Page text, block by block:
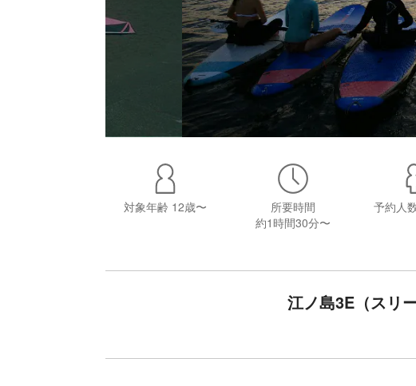
対象年齢 12歳〜
所要時間
約1時間30分〜
予約人
江ノ島3E（スリ